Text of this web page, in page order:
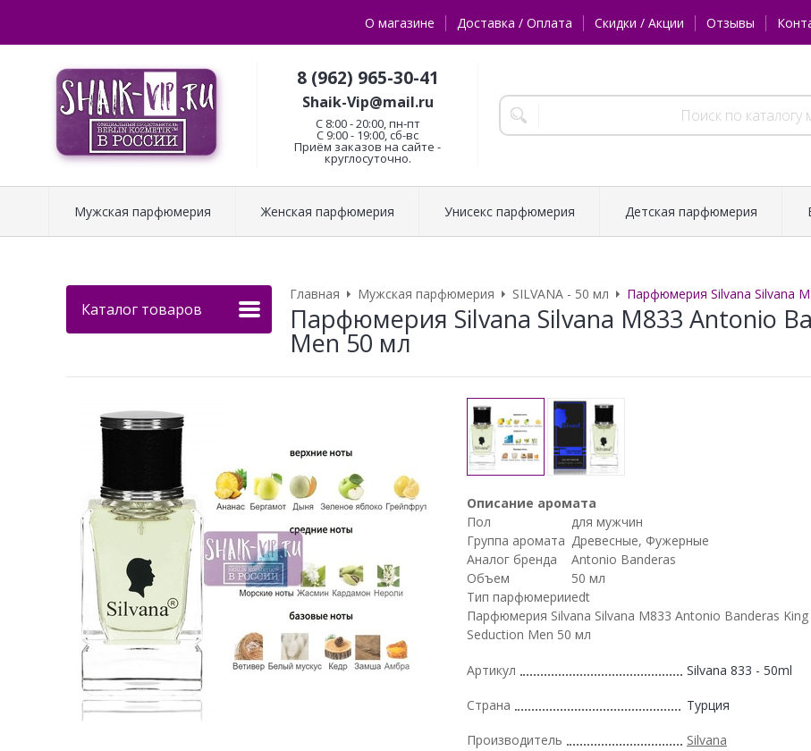
О магазине Доставка / Оплата Скидки / Акции Отзывы
8 (962) 965-30-41
Shaik-Vip@mail.ru
C 8:00 - 20:00, пн-пт
С 9:00 - 19:00, сб-вс
Приём заказов на сайте -
круглосуточно.
Мужская парфюмерия Женская парфюмерия Унисекс парфюмерия Детская парфюмерия
Каталог товаров
Главная Мужская парфюмерия SILVANA - 50 мл Парфюмерия Silvana Silvana
Парфюмерия Silvana Silvana M833 Antonio
Men 50 мл
Описание аромата
Пол
для мужчин
Группа аромата Древесные, Фужерные
Аналог бренда
Antonio Banderas
Объем
50 мл
Тип парфюмерииedt
Парфюмерия Silvana Silvana M833 Antonio Banderas
Seduction Men 50 мл
Артикул Silvana 833 - 50ml
Страна Турция
Производитель Silvana